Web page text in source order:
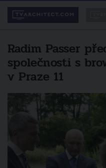
Radim Passer
společnosti s
v Praze 11